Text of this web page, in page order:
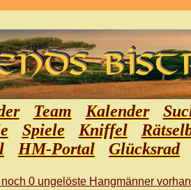
Team Kalender
Spiele Kniffel
HM-Portal Glücksrad
0 ungelöste Hangmänner